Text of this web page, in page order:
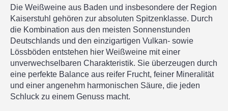
Die Weißweine aus Baden und insbesondere der Region
Kaiserstuhl gehören zur absoluten Spitzenklasse. Durch
die Kombination aus den meisten Sonnenstunden
Deutschlands und den einzigartigen Vulkan- sowie
Lössböden entstehen hier Weißweine mit einer
unverwechselbaren Charakteristik. Sie überzeugen durch
eine perfekte Balance aus reifer Frucht, feiner Mineralität
und einer angenehm harmonischen Säure, die jeden
Schluck zu einem Genuss macht.